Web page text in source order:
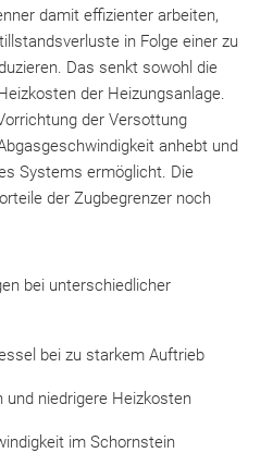
damit effizienter arbeiten,
in Folge einer zu
Das senkt sowohl die
der Heizungsanlage.
der Versottung
anhebt und
Systems ermöglicht. Die
der Zugbegrenzer noch
bei unterschiedlicher
bei zu starkem Auftrieb
und niedrigere Heizkosten
im Schornstein